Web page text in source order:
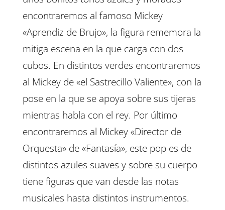
encontraremos al famoso Mickey
«Aprendiz de Brujo», la figura rememora la
mitiga escena en la que carga con dos
cubos. En distintos verdes encontraremos
al Mickey de «el Sastrecillo Valiente», con la
pose en la que se apoya sobre sus tijeras
mientras habla con el rey. Por último
encontraremos al Mickey «Director de
Orquesta» de «Fantasía», este pop es de
distintos azules suaves y sobre su cuerpo
tiene figuras que van desde las notas
musicales hasta distintos instrumentos.